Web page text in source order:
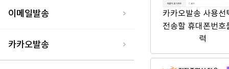
이메일발송
카카오발송
카카오발송 사용선
전송할 휴대폰번호
력